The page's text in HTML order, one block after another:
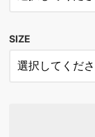
SIZE